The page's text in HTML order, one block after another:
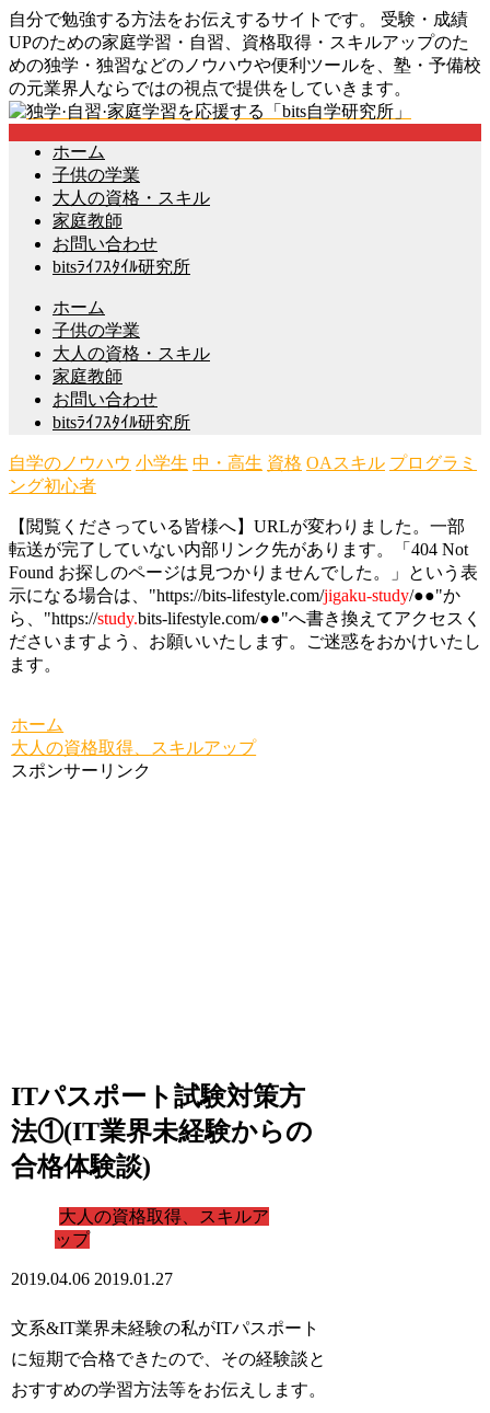
自分で勉強する方法をお伝えするサイトです。 受験・成績
UPのための家庭学習・自習、資格取得・スキルアップのた
めの独学・独習などのノウハウや便利ツールを、塾・予備校
の元業界人ならではの視点で提供をしていきます。
ホーム
子供の学業
大人の資格・スキル
家庭教師
お問い合わせ
bitsﾗｲﾌｽﾀｲﾙ研究所
ホーム
子供の学業
大人の資格・スキル
家庭教師
お問い合わせ
bitsﾗｲﾌｽﾀｲﾙ研究所
自学のノウハウ 小学生 中・高生 資格 OAスキル プログラミ
ング初心者
【閲覧くださっている皆様へ】URLが変わりました。一部
転送が完了していない内部リンク先があります。「404 Not
Found お探しのページは見つかりませんでした。」という表
示になる場合は、"https://bits-lifestyle.com/jigaku-study/●●"か
ら、"https://study.bits-lifestyle.com/●●"へ書き換えてアクセスく
ださいますよう、お願いいたします。ご迷惑をおかけいたし
ます。
ホーム
大人の資格取得、スキルアップ
スポンサーリンク
ITパスポート試験対策方
法①(IT業界未経験からの
合格体験談)
大人の資格取得、スキルア
ップ
2019.04.06 2019.01.27
文系&IT業界未経験の私がITパスポート
に短期で合格できたので、その経験談と
おすすめの学習方法等をお伝えします。